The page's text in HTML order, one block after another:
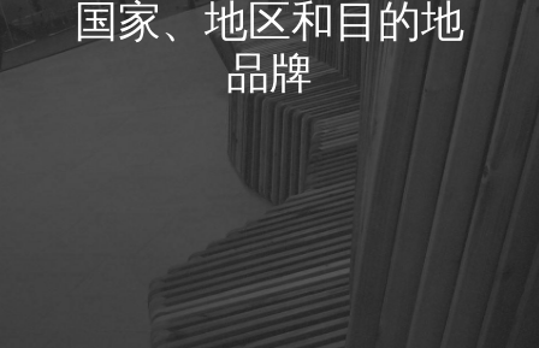
国家、地区和目的地
品牌